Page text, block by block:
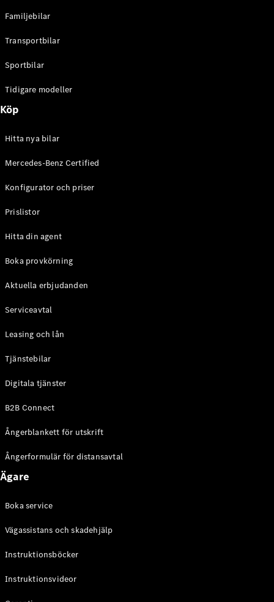
Kombi All-
E-Klass
E-Klass
Kombi All-
Mercedes-
Store
Halvkombi
Halvkombi
Konfigurator
Mercedes-
Store
Alla Coupé
Coupé
AMG GT 4-
Coupé
AMG GT
Familjebilar
Transportbilar
Sportbilar
Tidigare modeller
Köp
Hitta nya bilar
Mercedes-Benz Certified
Konfigurator och priser
Prislistor
Hitta din agent
Boka provkörning
Aktuella erbjudanden
Serviceavtal
Leasing och lån
Tjänstebilar
Digitala tjänster
B2B Connect
Ångerblankett för utskrift
Ångerformulär för distansavtal
Ägare
Boka service
Vägassistans och skadehjälp
Instruktionsböcker
Instruktionsvideor